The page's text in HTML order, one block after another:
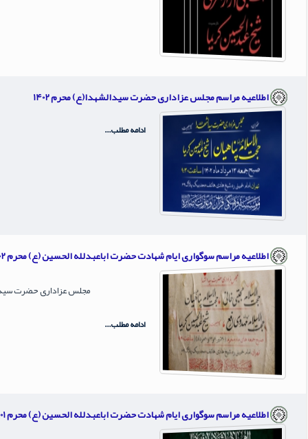
اطلاعیه مراسم مجلس عزاداری حضرت سیدالشهدا(ع) محرم 1402
ادامه مطلب...
اطلاعیه مراسم سوگواری ایام شهادت حضرت اباعبدلله الحسین (ع) محرم 1402
مجلس عزاداری حضرت
ادامه مطلب...
اطلاعیه مراسم سوگواری ایام شهادت حضرت اباعبدلله الحسین (ع) محرم 1401